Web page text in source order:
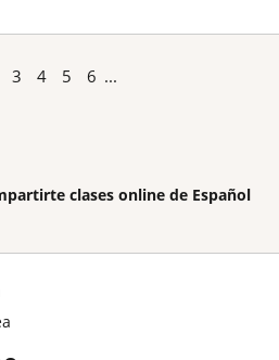
3 4 5 6 ...
clases online de Español